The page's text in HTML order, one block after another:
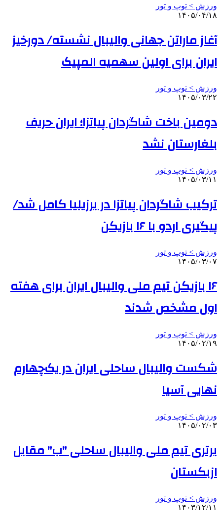
ورزش > توپ و تور
۱۴۰۵/۰۴/۱۸
آغاز ماراتن جهانی والیبال نشسته/ دورخیز
ایران برای اولین سهمیه المپیک
ورزش > توپ و تور
۱۴۰۵/۰۳/۲۲
دومین باخت شاگردان پیاتزا؛ ایران حریف
بلغارستان نشد
ورزش > توپ و تور
۱۴۰۵/۰۳/۱۱
ترکیب شاگردان پیاتزا در برزیلیا کامل شد/
پیگیری اردو با ۱۶ بازیکن
ورزش > توپ و تور
۱۴۰۵/۰۳/۰۷
۱۶ بازیکن تیم ملی والیبال ایران برای هفته
اول مشخص شدند
ورزش > توپ و تور
۱۴۰۵/۰۲/۱۹
شکست والیبال ساحلی ایران در یک‌چهارم
نهایی آسیا
ورزش > توپ و تور
۱۴۰۵/۰۲/۰۳
برتری تیم ملی والیبال ساحلی "ب" مقابل
ازبکستان
ورزش > توپ و تور
۱۴۰۳/۱۲/۱۱